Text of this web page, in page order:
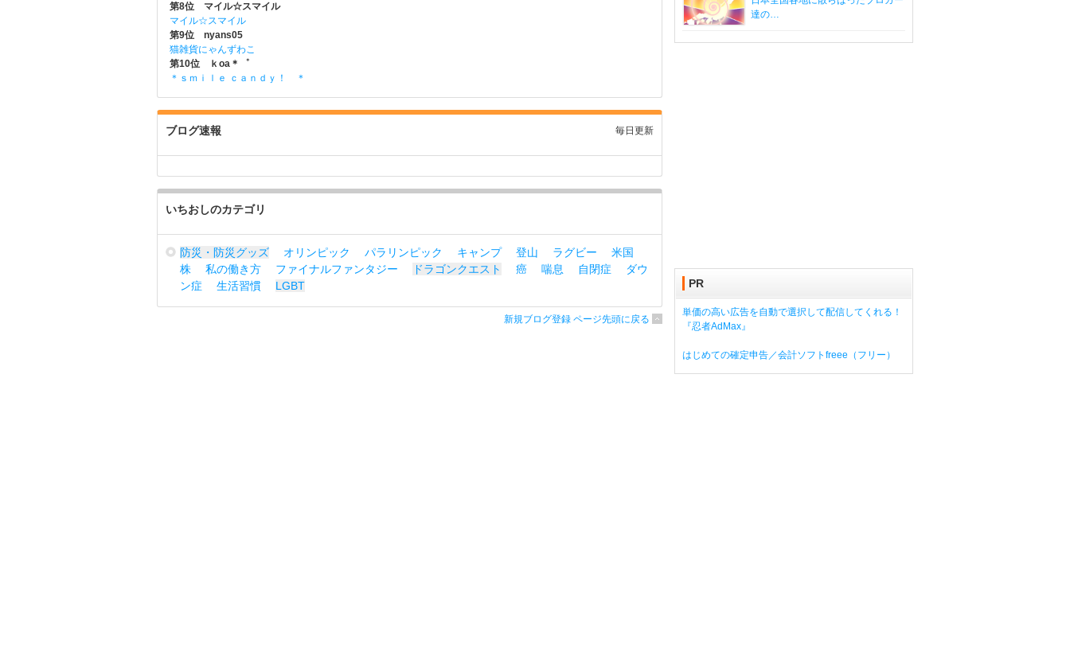
第8位 マイル☆スマイル
マイル☆スマイル
第9位 nyans05
猫雑貨にゃんずわこ
第10位 ｋoa＊゜
＊ｓｍｉｌｅ ｃａｎｄｙ！ ＊
ブログ速報 毎日更新
いちおしのカテゴリ
防災・防災グッズ オリンピック パラリンピック キャンプ 登山 ラグビー
米国
株
私の働き方 ファイナルファンタジー ドラゴンクエスト 癌 喘息 自閉症
ダウ
ン症
生活習慣 LGBT
新規ブログ登録 ページ先頭に戻る
達の…
PR
単価の高い広告を自動で選択して配信してくれる！
『忍者AdMax』
はじめての確定申告／会計ソフトfreee（フリー）